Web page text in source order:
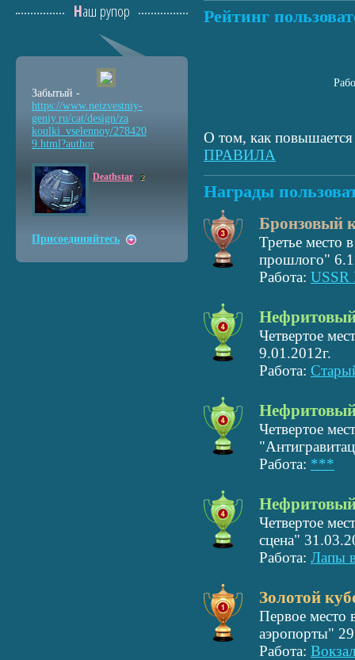
Рейтинг
О том, как повышается
ПРАВИЛА
Награды
Бронзовый
Третье место
прошлого"
Работа: USSR
Четвертое
9.01.2012г.
Работа:
Четвертое
Работа: ***
Четвертое
сцена"
Работа: Лапы
Золотой
Первое место
аэропорты"
Работа:
Наш рупор
Забытый -
https://www.neizvestniy-
geniy.ru/cat/design/za
koulki_vselennoy/278420
9.html?author
Deathstar 2
Присоединяйтесь